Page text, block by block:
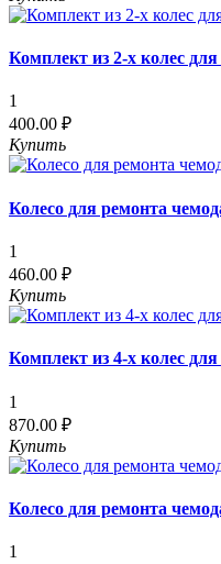
Комплект из 2-х колес
1
400.00 ₽
Купить
Колесо для ремонта
1
460.00 ₽
Купить
Комплект из 4-х колес
1
870.00 ₽
Купить
Колесо для ремонта
1